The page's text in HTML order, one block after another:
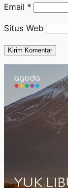
Email *
Situs Web